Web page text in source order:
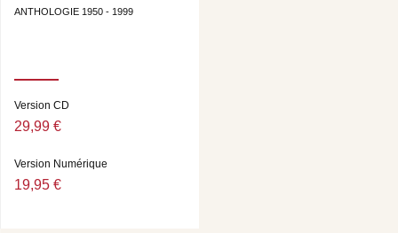
ANTHOLOGIE 1950 - 1999
Version CD
29,99 €
Version Numérique
19,95 €